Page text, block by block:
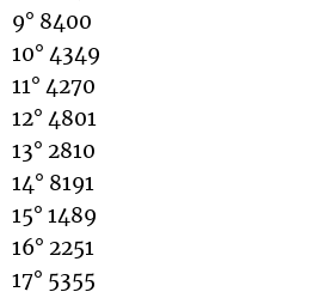
9° 8400
10° 4349
11° 4270
12° 4801
13° 2810
14° 8191
15° 1489
16° 2251
17° 5355